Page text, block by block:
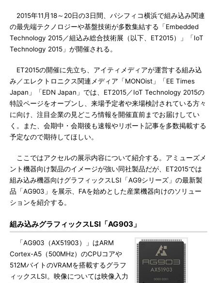
2015年11月18～20日の3日間、パシフィコ横浜で組み込み関連
の最先端テクノロジーや基盤技術が多数集結する「Embedded
Technology 2015／組込み総合技術展（以下、ET2015）」「IoT
Technology 2015」が開催される。
ET2015の開催に先立ち、アイティメディアが運営する組み込
み／エレクトロニクス関連メディア「MONOist」「EE Times
Japan」「EDN Japan」では、ET2015／IoT Technology 2015の
特設ページをオープンし、来場予定者や来場検討されている方々
に向け、注目企業の見どころ情報を開催直前までお届けしてい
く。また、会期中・会期後も速報やリポート記事を多数掲載する
予定なので期待してほしい。
ここではアクセルの展示内容について紹介する。アミューズメ
ント機器向け製品のイメージが強い同社製品だが、ET2015では
組み込み機器向けグラフィックスLSI「AG9シリーズ」の最新製
品「AG903」を展示、FAを始めとした産業機器向けのソリュー
ションを紹介する。
組み込みグラフィックスLSI「AG903」
「AG903（AX51903）」はARM
Cortex-A5（500MHz）のCPUコアや
512MバイトのVRAMを搭載するグラフ
ィックスLSI。映像については映像入力